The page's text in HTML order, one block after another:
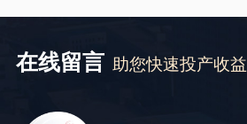
在线留言 助您快速投产收益